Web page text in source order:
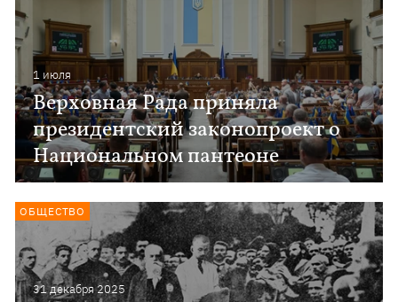
1 июля
Верховная Рада приняла
президентский законопроект о
Национальном пантеоне
31 декабря 2025
ОБЩЕСТВО